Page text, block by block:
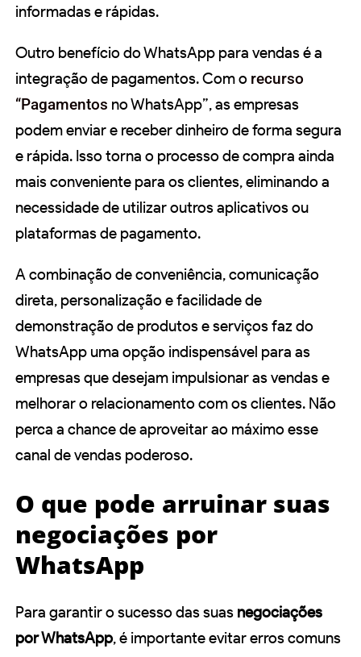
informadas e rápidas.
Outro benefício do WhatsApp para vendas é a
integração de pagamentos. Com o recurso
“Pagamentos no WhatsApp”, as empresas
podem enviar e receber dinheiro de forma segura
e rápida. Isso torna o processo de compra ainda
mais conveniente para os clientes, eliminando a
necessidade de utilizar outros aplicativos ou
plataformas de pagamento.
A combinação de conveniência, comunicação
direta, personalização e facilidade de
demonstração de produtos e serviços faz do
WhatsApp uma opção indispensável para as
empresas que desejam impulsionar as vendas e
melhorar o relacionamento com os clientes. Não
perca a chance de aproveitar ao máximo esse
canal de vendas poderoso.
O que pode arruinar suas
negociações por
WhatsApp
Para garantir o sucesso das suas negociações
por WhatsApp, é importante evitar erros comuns